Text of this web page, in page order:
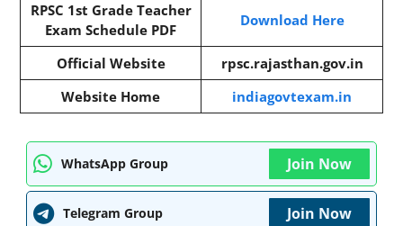
RPSC 1st Grade Teacher
Exam Schedule PDF
Download Here
Official Website
rpsc.rajasthan.gov.in
Website Home
indiagovtexam.in
WhatsApp Group Join Now
Telegram Group Join Now